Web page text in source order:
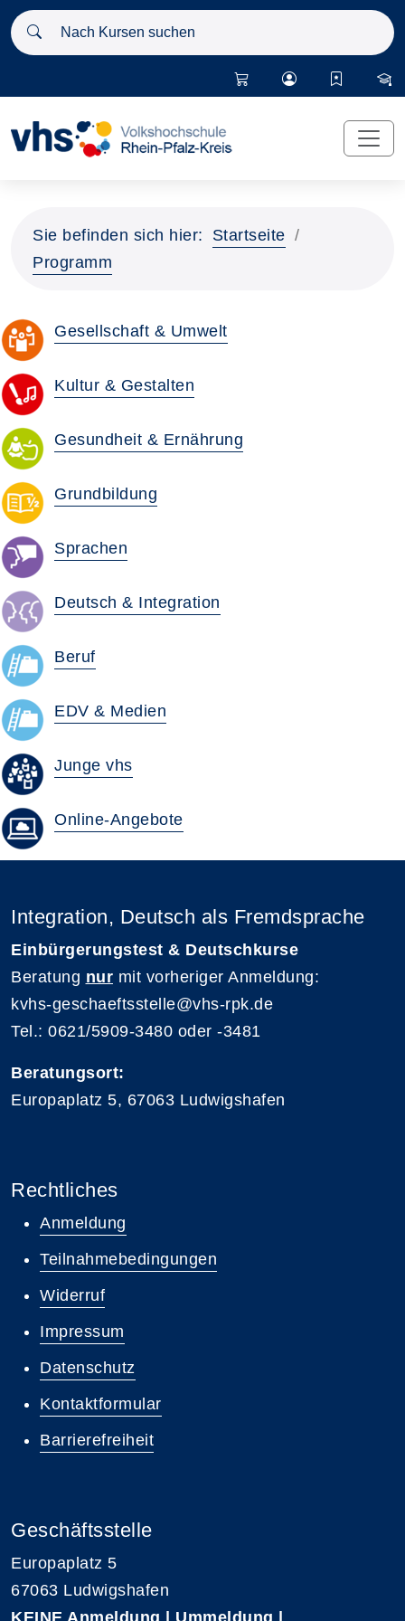
Nach Kursen suchen
Sie befinden sich hier:
Startseite
Programm
Gesellschaft & Umwelt
Kultur & Gestalten
Gesundheit & Ernährung
Grundbildung
Sprachen
Deutsch & Integration
Beruf
EDV & Medien
Junge vhs
Online-Angebote
Integration, Deutsch als Fremdsprache
Einbürgerungstest & Deutschkurse
Beratung nur mit vorheriger Anmeldung:
kvhs-geschaeftsstelle@vhs-rpk.de
Tel.: 0621/5909-3480 oder -3481
Beratungsort:
Europaplatz 5, 67063 Ludwigshafen
Rechtliches
Anmeldung
Teilnahmebedingungen
Widerruf
Impressum
Datenschutz
Kontaktformular
Barrierefreiheit
Geschäftsstelle
Europaplatz 5
67063 Ludwigshafen
KEINE Anmeldung | Ummeldung |